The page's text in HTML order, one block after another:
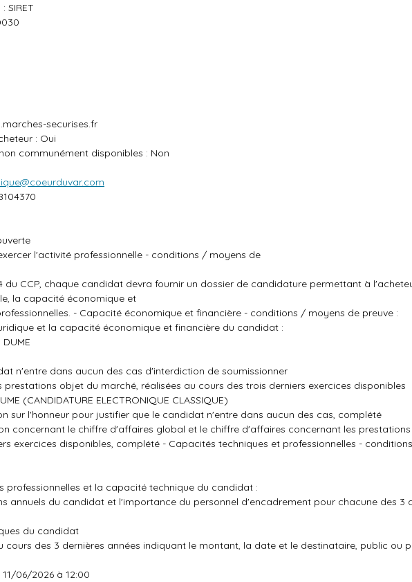
SIRET
securises.fr
: Oui
communément disponibles : Non
l'activité professionnelle - conditions / moyens de
du CCP, chaque candidat devra fournir un dossier de candidature permettant à
la capacité économique et
- Capacité économique et financière - conditions / moyens de preuve :
et la capacité économique et financière du candidat :
DUME
n'entre dans aucun des cas d'interdiction de soumissionner
objet du marché, réalisées au cours des trois derniers exercices disponibles
(CANDIDATURE ELECTRONIQUE CLASSIQUE)
sur l'honneur pour justifier que le candidat n'entre dans aucun des cas, complété
concernant le chiffre d'affaires global et le chiffre d'affaires concernant les
exercices disponibles, complété - Capacités techniques et professionnelles -
professionnelles et la capacité technique du candidat :
annuels du candidat et l'importance du personnel d'encadrement pour chacune des 3
du candidat
cours des 3 dernières années indiquant le montant, la date et le destinataire, public ou
06/2026 à 12:00